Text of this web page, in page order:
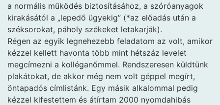
a normális működés biztosításához, a szóróanyagok
kirakásától a „lepedő ügyekig” (*az előadás után a
széksorokat, páholy székeket letakarják).
Régen az egyik legnehezebb feladatom az volt, amikor
kézzel kellett havonta több mint hétszáz levelet
megcímezni a kolléganőmmel. Rendszeresen küldtünk
plakátokat, de akkor még nem volt géppel megírt,
öntapadós címlistánk. Egy másik alkalommal pedig
kézzel kifestettem és átírtam 2000 nyomdahibás